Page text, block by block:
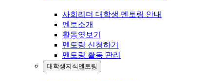
사회리더 대학생 멘토링 안내
멘토소개
활동엿보기
멘토링 신청하기
멘토링 활동 관리
대학생지식멘토링